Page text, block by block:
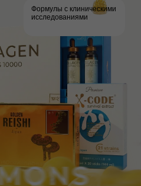
Формулы с клиническими
исследованиями